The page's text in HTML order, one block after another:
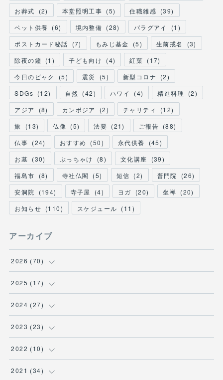
お葬式
(2) 本堂照明工事 (5) 住職雑感 (39)
ペット供養 (6) 境内整備 (28) パラグアイ (1 )
ポストカード秘話
(7) もみじ基金 (5) 生前戒名 (3)
除夜の鐘 (1 ) 子ども向け (4) 紅葉 (17)
今日のビャク
(5) 震災 (5) 新型コロナ (2)
SDGs (12) 自然 (42) ハワイ (4) 精進料理 (2)
アジア
(8) カンボジア (2) チャリティ (12)
旅
(13) 仏像 (5) 法要 (21) ご報告 (88)
仏事 (24) おすすめ (50) 永代供養 (45)
お墓 (30) ぶっちゃけ (8) 文化講座 (39)
福島市
(8) 寺社仏閣 (5) 短信 (2) 普門院 (26)
安洞院
(194) 寺子屋 (4) ヨガ (20) 坐禅 (20)
お知らせ (110) スケジュール (11 )
アーカイブ
2026 (70)
(1)
(1)
(1)
( 12
2025 (17)
(2)
(4)
(11
2024 (27)
(1)
(9)
( 3 )
2023 (23)
(9)
(2 )
2022 (10)
(1)
2021 (34)